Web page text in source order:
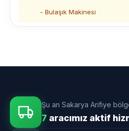
- Bulaşık Makinesi
Şu an Sakarya Arifiye
7 aracımız aktif